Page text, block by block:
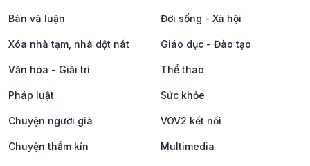
Bàn và luận Đời sống - Xã hội
Xóa nhà tạm, nhà dột nát Giáo dục - Đào tạo
Văn hóa - Giải trí Thể thao
Pháp luật Sức khỏe
Chuyện người già VOV2 kết nối
Chuyện thầm kín Multimedia